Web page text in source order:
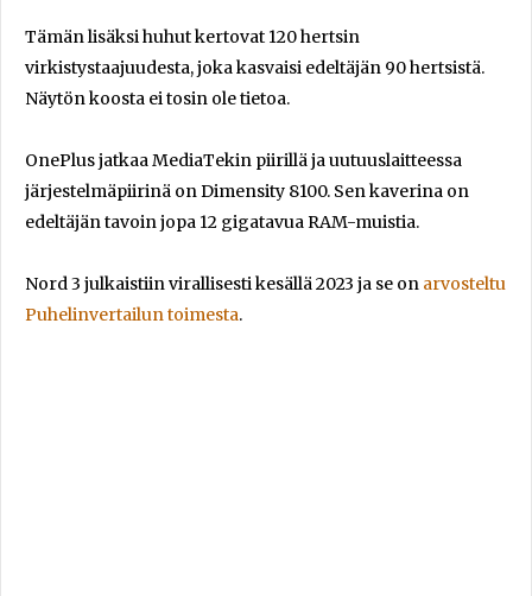
Tämän lisäksi huhut kertovat 120 hertsin
virkistystaajuudesta, joka kasvaisi edeltäjän 90 hertsistä.
Näytön koosta ei tosin ole tietoa.
OnePlus jatkaa MediaTekin piirillä ja uutuuslaitteessa
järjestelmäpiirinä on Dimensity 8100. Sen kaverina on
edeltäjän tavoin jopa 12 gigatavua RAM-muistia.
Nord 3 julkaistiin virallisesti kesällä 2023 ja se on arvosteltu
Puhelinvertailun toimesta.